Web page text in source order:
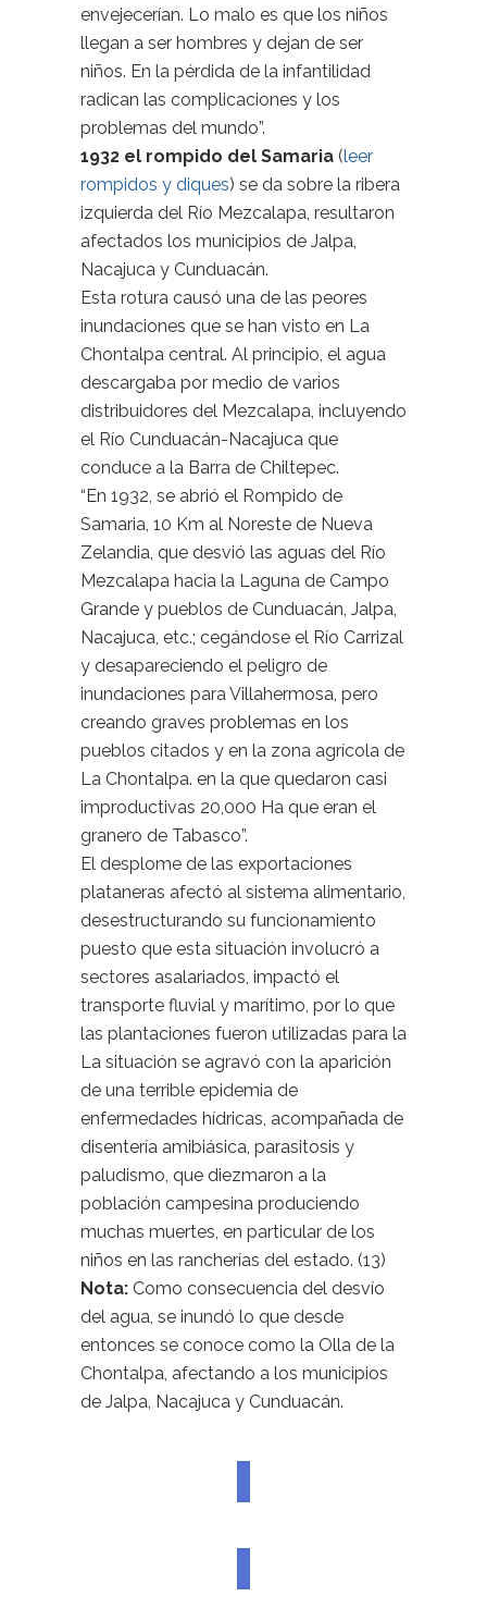
envejecerían. Lo malo es que los niños
llegan a ser hombres y dejan de ser
niños. En la pérdida de la infantilidad
radican las complicaciones y los
problemas del mundo”.
1932 el rompido del Samaria (leer
rompidos y diques) se da sobre la ribera
izquierda del Río Mezcalapa, resultaron
afectados los municipios de Jalpa,
Nacajuca y Cunduacán.
Esta rotura causó una de las peores
inundaciones que se han visto en La
Chontalpa central. Al principio, el agua
descargaba por medio de varios
distribuidores del Mezcalapa, incluyendo
el Río Cunduacán-Nacajuca que
conduce a la Barra de Chiltepec.
“En 1932, se abrió el Rompido de
Samaria, 10 Km al Noreste de Nueva
Zelandia, que desvió las aguas del Río
Mezcalapa hacia la Laguna de Campo
Grande y pueblos de Cunduacán, Jalpa,
Nacajuca, etc.; cegándose el Río Carrizal
y desapareciendo el peligro de
inundaciones para Villahermosa, pero
creando graves problemas en los
pueblos citados y en la zona agrícola de
La Chontalpa. en la que quedaron casi
improductivas 20,000 Ha que eran el
granero de Tabasco”.
El desplome de las exportaciones
plataneras afectó al sistema alimentario,
desestructurando su funcionamiento
puesto que esta situación involucró a
sectores asalariados, impactó el
transporte fluvial y marítimo, por lo que
las plantaciones fueron utilizadas para la
La situación se agravó con la aparición
de una terrible epidemia de
enfermedades hídricas, acompañada de
disentería amibiásica, parasitosis y
paludismo, que diezmaron a la
población campesina produciendo
muchas muertes, en particular de los
niños en las rancherías del estado. (13)
Nota: Como consecuencia del desvío
del agua, se inundó lo que desde
entonces se conoce como la Olla de la
Chontalpa, afectando a los municipios
de Jalpa, Nacajuca y Cunduacán.